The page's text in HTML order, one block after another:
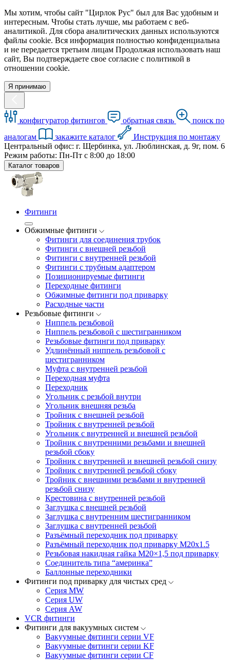
Мы хотим, чтобы сайт "Цирлок Рус" был для Вас удобным и
интересным. Чтобы стать лучше, мы работаем с веб-
аналитикой. Для сбора аналитических данных используются
файлы cookie. Вся информация полностью конфиденциальна
и не передается третьим лицам Продолжая использовать наш
сайт, Вы подтверждаете свое согласие с политикой в
отношении cookie.
Я принимаю
конфигуратор фитингов обратная связь
поиск по
аналогам
закажите каталог
Инструкция по монтажу
Центральный офис: г. Щербинка, ул. Люблинская, д. 9г, пом. 6
Режим работы: Пн-Пт с 8:00 до 18:00
Каталог товаров
Фитинги
Обжимные фитинги
Фитинги для соединения трубок
Фитинги с внешней резьбой
Фитинги с внутренней резьбой
Фитинги с трубным адаптером
Позиционируемые фитинги
Переходные фитинги
Обжимные фитинги под приварку
Расходные части
Резьбовые фитинги
Ниппель резьбовой
Ниппель резьбовой с шестигранником
Резьбовые фитинги под приварку
Удлинённый ниппель резьбовой с
шестигранником
Муфта с внутренней резьбой
Переходная муфта
Переходник
Угольник с резьбой внутри
Угольник внешняя резьба
Тройник с внешней резьбой
Тройник с внутренней резьбой
Угольник с внутренней и внешней резьбой
Тройник с внутренними резьбами и внешней
резьбой сбоку
Тройник с внутренней и внешней резьбой снизу
Тройник с внутренней резьбой сбоку
Тройник с внешними резьбами и внутренней
резьбой снизу
Крестовина с внутренней резьбой
Заглушка с внешней резьбой
Заглушка с внутренним шестигранником
Заглушка с внутренней резьбой
Разъёмный переходник под приварку
Разъёмный переходник под приварку М20х1.5
Резьбовая накидная гайка M20×1,5 под приварку
Соединитель типа “америнка”
Баллонные переходники
Фитинги под приварку для чистых сред
Серия MW
Серия UW
Серия AW
VCR фитинги
Фитинги для вакуумных систем
Вакуумные фитинги серии VF
Вакуумные фитинги серии KF
Вакуумные фитинги серии CF